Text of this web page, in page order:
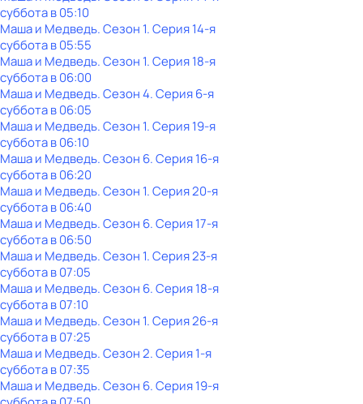
субботав05:10
Маша и Медведь. Сезон 1. Серия 14-я
субботав05:55
Маша и Медведь. Сезон 1. Серия 18-я
субботав06:00
Маша и Медведь. Сезон 4. Серия 6-я
субботав06:05
Маша и Медведь. Сезон 1. Серия 19-я
субботав06:10
Маша и Медведь. Сезон 6. Серия 16-я
субботав06:20
Маша и Медведь. Сезон 1. Серия 20-я
субботав06:40
Маша и Медведь. Сезон 6. Серия 17-я
субботав06:50
Маша и Медведь. Сезон 1. Серия 23-я
субботав07:05
Маша и Медведь. Сезон 6. Серия 18-я
субботав07:10
Маша и Медведь. Сезон 1. Серия 26-я
субботав07:25
Маша и Медведь. Сезон 2. Серия 1-я
субботав07:35
Маша и Медведь. Сезон 6. Серия 19-я